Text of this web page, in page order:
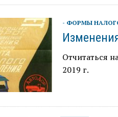
- ФОРМЫ
Отчитаться
2019 г.